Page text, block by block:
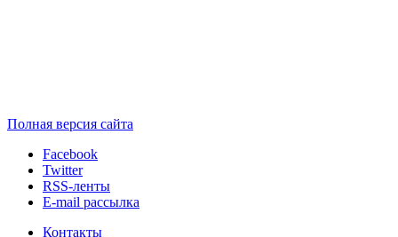
Полная версия сайта
Facebook
Twitter
RSS-ленты
E-mail рассылка
Контакты